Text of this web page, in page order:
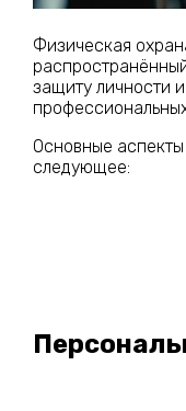
Физическая
защиту личности
Основные
следующее: